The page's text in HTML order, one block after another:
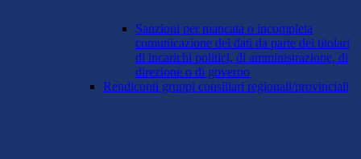
Sanzioni per mancata o incompleta
comunicazione dei dati da parte dei titolari
di incarichi politici, di amministrazione, di
direzione o di governo
Rendiconti gruppi consiliari regionali/provinciali